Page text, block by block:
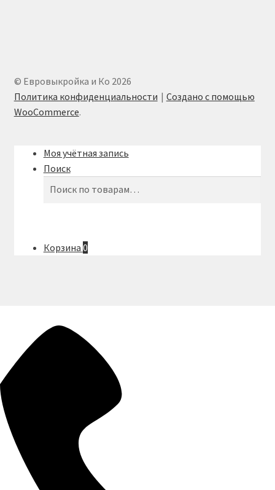
© Евровыкройка и Ко 2026
Политика конфиденциальности
Создано с помощью
WooCommerce.
Моя учётная запись
Поиск
Корзина 0